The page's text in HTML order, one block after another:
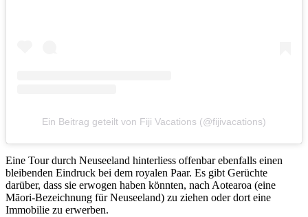
Ein Beitrag geteilt von Fiji Vacations (@fijivacations)
Eine Tour durch Neuseeland hinterliess offenbar ebenfalls einen
bleibenden Eindruck bei dem royalen Paar. Es gibt Gerüchte
darüber, dass sie erwogen haben könnten, nach Aotearoa (eine
Māori-Bezeichnung für Neuseeland) zu ziehen oder dort eine
Immobilie zu erwerben.